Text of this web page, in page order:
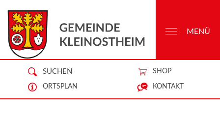
SUCHEN SHOP
ORTSPLAN KONTAKT
MENÜ